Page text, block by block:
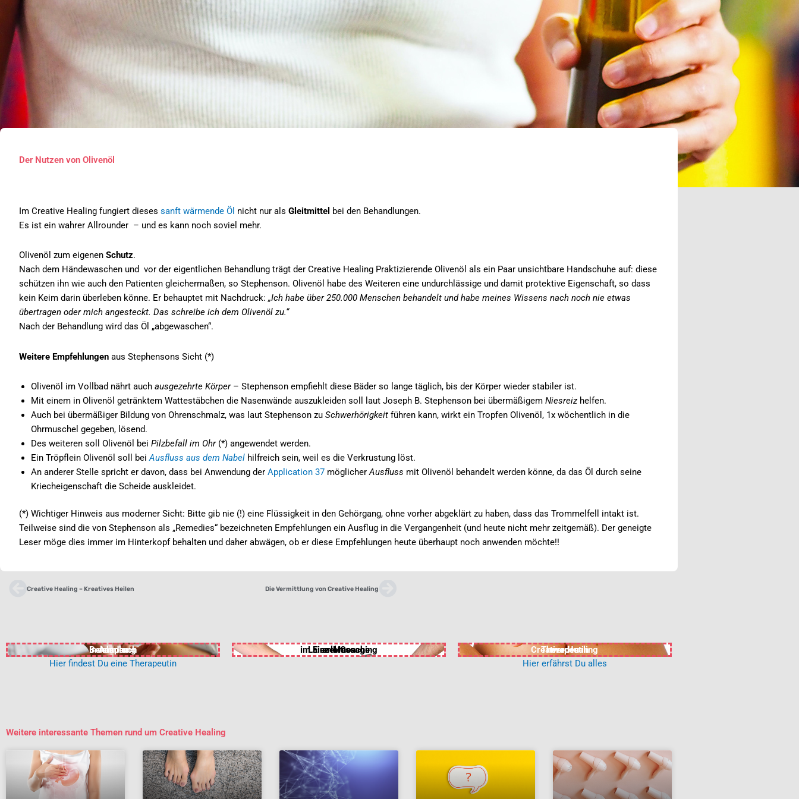
Der Nutzen von Olivenöl
Im Creative Healing fungiert diesessanft wärmende Öl nicht nur alsGleitmittel bei den Behandlungen.
Es ist ein wahrer Allrounder – und es kann noch soviel mehr.
Olivenöl zum eigenenSchutz.
Nach dem Händewaschen und vor der eigentlichen Behandlung trägt der Creative Healing Praktizierende Olivenöl als ein Paar unsichtbare Handschuhe auf: diese
schützen ihn wie auch den Patienten gleichermaßen, so Stephenson. Olivenöl habe des Weiteren eine undurchlässige und damit protektive Eigenschaft, so dass
kein Keim darin überleben könne. Er behauptet mit Nachdruck:„Ich habe über 250.000 Menschen behandelt und habe meines Wissens nach noch nie etwas
übertragen oder mich angesteckt. Das schreibe ich dem Olivenöl zu.“
Nach der Behandlung wird das Öl „abgewaschen“.
Weitere Empfehlungen aus Stephensons Sicht (*)
Olivenöl im Vollbad nährt auchausgezehrte Körper– Stephenson empfiehlt diese Bäder so lange täglich, bis der Körper wieder stabiler ist.
Mit einem in Olivenöl getränktem Wattestäbchen die Nasenwände auszukleiden soll laut Joseph B. Stephenson bei übermäßigemNiesreiz helfen.
Auch bei übermäßiger Bildung von Ohrenschmalz, was laut Stephenson zuSchwerhörigkeit führen kann, wirkt ein Tropfen Olivenöl, 1x wöchentlich in die
Ohrmuschel gegeben, lösend.
Des weiteren soll Olivenöl beiPilzbefall im Ohr(*) angewendet werden.
Ein Tröpflein Olivenöl soll beiAusfluss aus dem Nabel hilfreich sein, weil es die Verkrustung löst.
An anderer Stelle spricht er davon, dass bei Anwendung derApplication 37 möglicherAusfluss mit Olivenöl behandelt werden könne, da das Öl durch seine
Kriecheigenschaft die Scheide auskleidet.
(*) Wichtiger Hinweis aus moderner Sicht: Bitte gib nie (!) eine Flüssigkeit in den Gehörgang, ohne vorher abgeklärt zu haben, dass das Trommelfell intakt ist.
Teilweise sind die von Stephenson als „Remedies“ bezeichneten Empfehlungen ein Ausflug in die Vergangenheit (und heute nicht mehr zeitgemäß). Der geneigte
Leser möge dies immer im Hinterkopf behalten und daher abwägen, ob er diese Empfehlungen heute überhaupt noch anwenden möchte!!
Zurück
Creative Healing – Kreatives Heilen Die Vermittlung von Creative Healing
Behandlung
in Anspruch
nehmen
Hier findest Du eine Therapeutin
Laien-Massage
im Einzel-Coaching
erlernen Creative Healing
Therapeutin
werden
Hier erfährst Du alles
Weitere interessante Themen rund um Creative Healing